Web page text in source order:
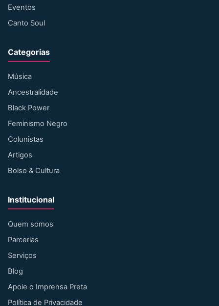
Eventos
Canto Soul
Categorias
Música
Ancestralidade
Black Power
Feminismo Negro
Colunistas
Artigos
Bolso & Cultura
Institucional
Quem somos
Parcerias
Serviços
Blog
Apoie o Imprensa Preta
Política de Privacidade